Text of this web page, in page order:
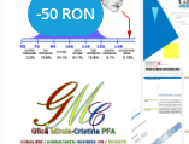
-50 RON